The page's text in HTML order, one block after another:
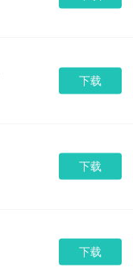
下载
下载
下载